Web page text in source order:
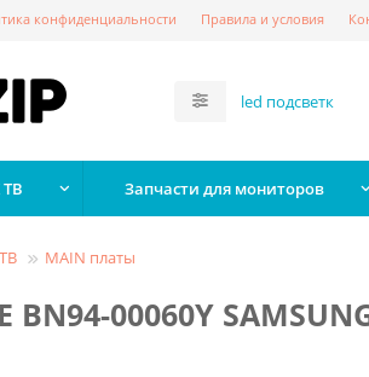
конфиденциальности Правила и условия
Запчасти для мониторов
MAIN платы
BN94-00060Y